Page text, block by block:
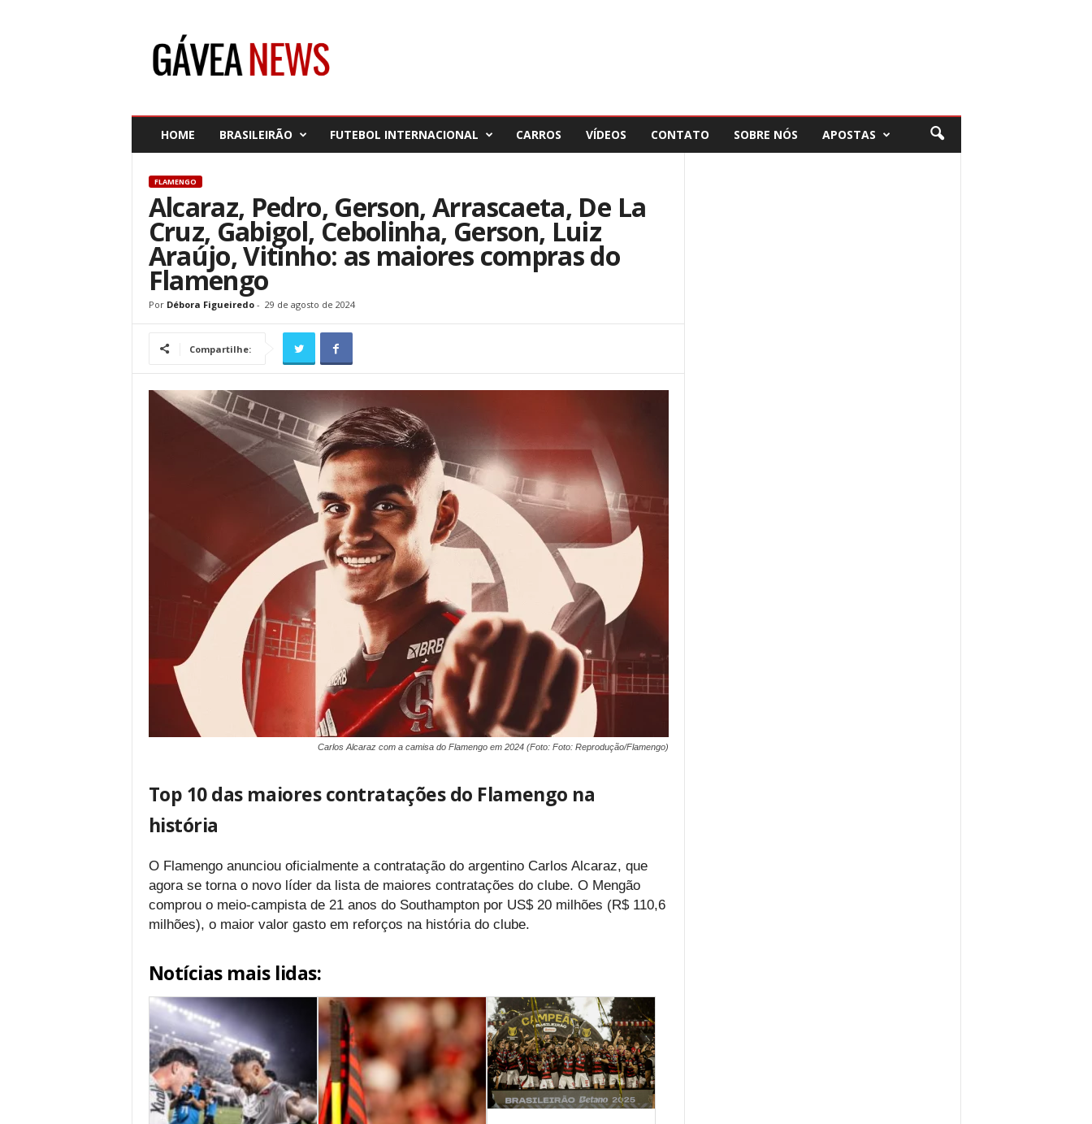
HOME BRASILEIRÃO FUTEBOL INTERNACIONAL CARROS VÍDEOS CONTATO SOBRE NÓS APOSTAS
FLAMENGO
Alcaraz, Pedro, Gerson, Arrascaeta, De La
Cruz, Gabigol, Cebolinha, Gerson, Luiz
Araújo, Vitinho: as maiores compras do
Flamengo
Por Débora Figueiredo- 29 de agosto de 2024
Compartilhe:
Carlos Alcaraz com a camisa do Flamengo em 2024 (Foto: Foto: Reprodução/Flamengo)
Top 10 das maiores contratações do Flamengo na
história
O Flamengo anunciou oficialmente a contratação do argentino Carlos Alcaraz, que
agora se torna o novo líder da lista de maiores contratações do clube. O Mengão
comprou o meio-campista de 21 anos do Southampton por US$ 20 milhões (R$ 110,6
milhões), o maior valor gasto em reforços na história do clube.
Notícias mais lidas: